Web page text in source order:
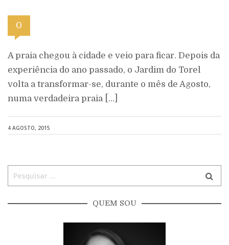
0
A praia chegou à cidade e veio para ficar. Depois da
experiência do ano passado, o Jardim do Torel
volta a transformar-se, durante o mês de Agosto,
numa verdadeira praia […]
4 AGOSTO, 2015
QUEM SOU